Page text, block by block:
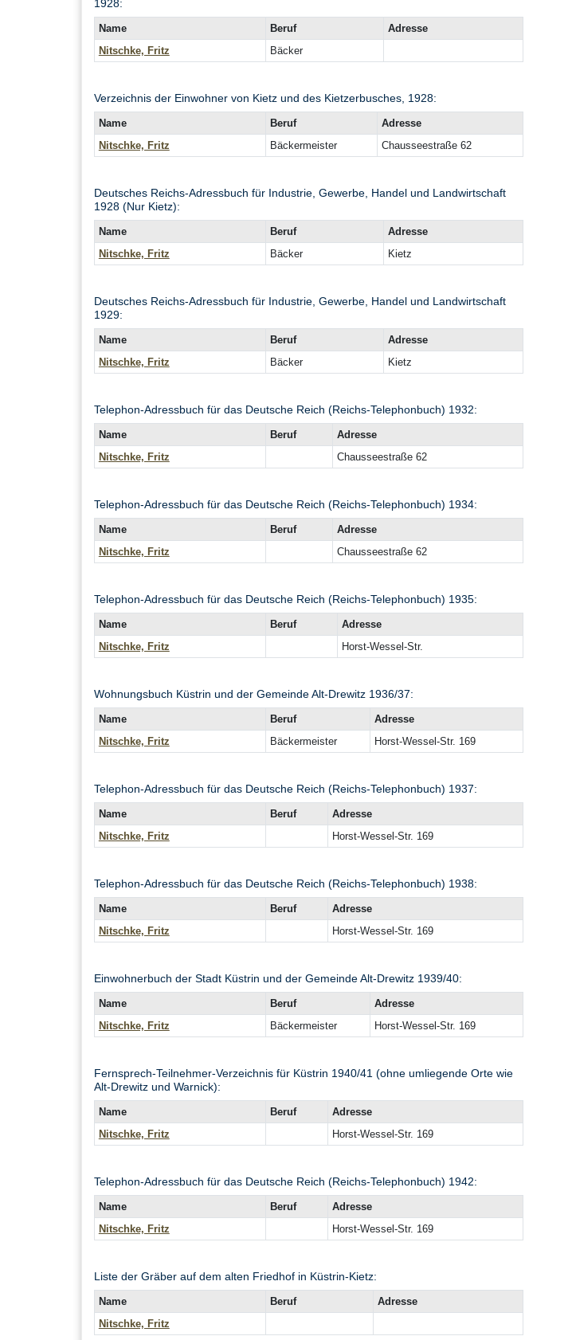
1928:
Name Beruf
Adresse
Nitschke, Fritz
Bäcker
Verzeichnis der Einwohner von Kietz und des Kietzerbusches, 1928:
Name Beruf
Adresse
Nitschke, Fritz
Bäckermeister Chausseestraße 62
Deutsches Reichs-Adressbuch für Industrie, Gewerbe, Handel und Landwirtschaft
1928 (Nur Kietz):
Name Beruf
Adresse
Nitschke, Fritz
Bäcker Kietz
Deutsches Reichs-Adressbuch für Industrie, Gewerbe, Handel und Landwirtschaft
1929:
Name Beruf
Adresse
Nitschke, Fritz
Bäcker Kietz
Telephon-Adressbuch für das Deutsche Reich (Reichs-Telephonbuch) 1932:
Name Beruf
Adresse
Nitschke, Fritz
Chausseestraße 62
Telephon-Adressbuch für das Deutsche Reich (Reichs-Telephonbuch) 1934:
Name Beruf
Adresse
Nitschke, Fritz
Chausseestraße 62
Telephon-Adressbuch für das Deutsche Reich (Reichs-Telephonbuch) 1935:
Name Beruf
Adresse
Nitschke, Fritz
Horst-Wessel-Str.
Wohnungsbuch Küstrin und der Gemeinde Alt-Drewitz 1936/37:
Name Beruf
Adresse
Nitschke, Fritz
Bäckermeister Horst-Wessel-Str. 169
Telephon-Adressbuch für das Deutsche Reich (Reichs-Telephonbuch) 1937:
Name Beruf
Adresse
Nitschke, Fritz
Horst-Wessel-Str. 169
Telephon-Adressbuch für das Deutsche Reich (Reichs-Telephonbuch) 1938:
Name Beruf
Adresse
Nitschke, Fritz
Horst-Wessel-Str. 169
Einwohnerbuch der Stadt Küstrin und der Gemeinde Alt-Drewitz 1939/40:
Name Beruf
Adresse
Nitschke, Fritz
Bäckermeister Horst-Wessel-Str. 169
Fernsprech-Teilnehmer-Verzeichnis für Küstrin 1940/41 (ohne umliegende Orte wie
Alt-Drewitz und Warnick):
Name Beruf
Adresse
Nitschke, Fritz
Horst-Wessel-Str. 169
Telephon-Adressbuch für das Deutsche Reich (Reichs-Telephonbuch) 1942:
Name Beruf
Adresse
Nitschke, Fritz
Horst-Wessel-Str. 169
Liste der Gräber auf dem alten Friedhof in Küstrin-Kietz:
Name Beruf
Adresse
Nitschke, Fritz